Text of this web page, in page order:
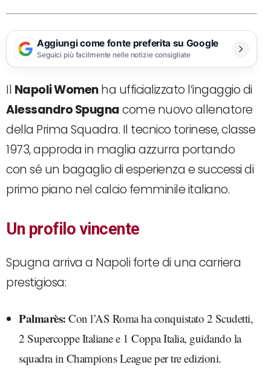
Aggiungi come fonte preferita su Google
Seguici più facilmente nelle notizie consigliate
Il Napoli Womenha ufficializzato l’ingaggio di
Alessandro Spugnacome nuovo allenatore
della Prima Squadra. Il tecnico torinese, classe
1973, approda in maglia azzurra portando
con sé un bagaglio di esperienza e successi di
primo piano nel calcio femminile italiano.
Un profilo vincente
Spugna arriva a Napoli forte di una carriera
prestigiosa:
Palmarès: Con l’AS Roma ha conquistato 2 Scudetti,
2 Supercoppe Italiane e 1 Coppa Italia, guidando la
squadra in Champions League per tre edizioni.